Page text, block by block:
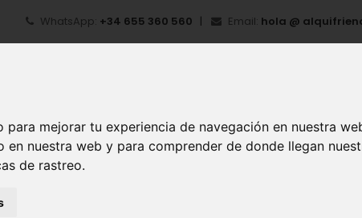
mejorar tu experiencia de navegación en nuestra
nuestra web y para comprender de donde llegan
de rastreo.
WhatsApp: +34 655 360 560 Email: hola @
¿QUÉ ES ALQUIFRIEND?